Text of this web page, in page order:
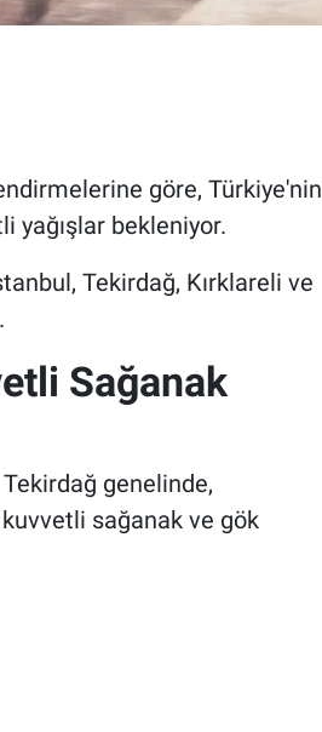
göre, Türkiye'nin
yağışlar bekleniyor.
Tekirdağ, Kırklareli ve
Sağanak
genelinde,
sağanak ve gök